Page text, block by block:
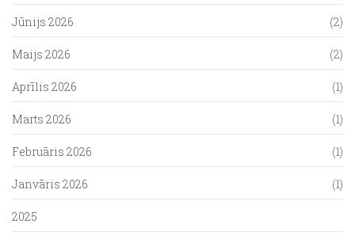
Jūnijs 2026 (2)
Maijs 2026 (2)
Aprīlis 2026 (1)
Marts 2026 (1)
Februāris 2026 (1)
Janvāris 2026 (1)
2025